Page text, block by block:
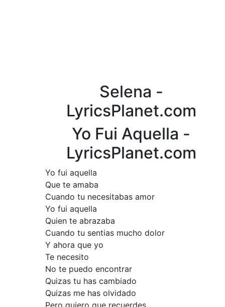
Selena -
LyricsPlanet.com
Yo Fui Aquella -
LyricsPlanet.com
Yo fui aquella
Que te amaba
Cuando tu necesitabas amor
Yo fui aquella
Quien te abrazaba
Cuando tu sentias mucho dolor
Y ahora que yo
Te necesito
No te puedo encontrar
Quizas tu has cambiado
Quizas me has olvidado
Pero quiero que recuerdes